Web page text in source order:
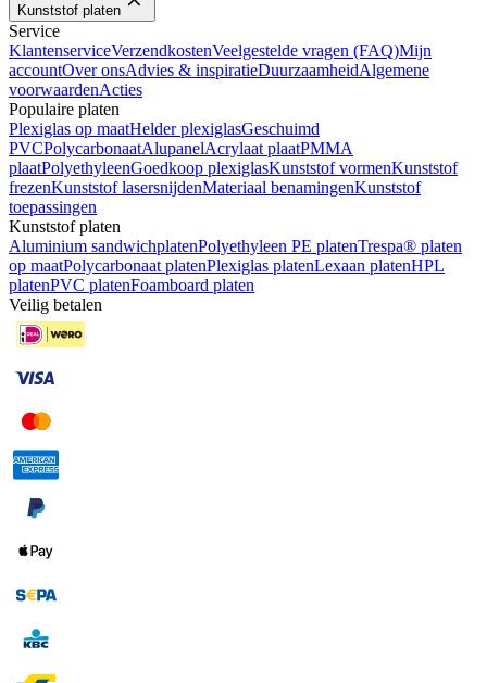
Kunststof platen
Service
KlantenserviceVerzendkostenVeelgestelde vragen (FAQ)Mijn
accountOver onsAdvies & inspiratieDuurzaamheidAlgemene
voorwaardenActies
Populaire platen
Plexiglas op maatHelder plexiglasGeschuimd
PVCPolycarbonaatAlupanelAcrylaat plaatPMMA
plaatPolyethyleenGoedkoop plexiglasKunststof vormenKunststof
frezenKunststof lasersnijdenMateriaal benamingenKunststof
toepassingen
Kunststof platen
Aluminium sandwichplatenPolyethyleen PE platenTrespa® platen
op maatPolycarbonaat platenPlexiglas platenLexaan platenHPL
platenPVC platenFoamboard platen
Veilig betalen